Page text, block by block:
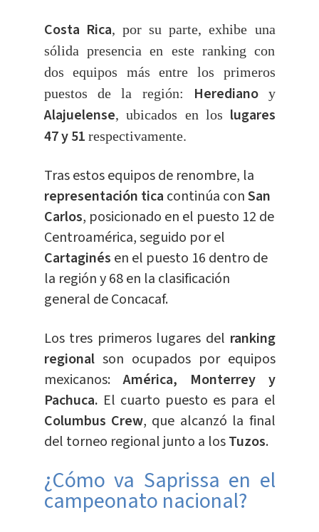
Costa Rica, por su parte, exhibe una
sólida presencia en este ranking con
dos equipos más entre los primeros
puestos de la región: Herediano y
Alajuelense, ubicados en los lugares
47 y 51 respectivamente.
Tras estos equipos de renombre, la
representación tica continúa conSan
Carlos, posicionado en el puesto 12 de
Centroamérica, seguido por el
Cartaginés en el puesto 16 dentro de
la región y 68 en la clasificación
general de Concacaf.
Los tres primeros lugares del ranking
regionalson ocupados por equipos
mexicanos:América, Monterrey y
Pachuca. El cuarto puesto es para el
Columbus Crew, que alcanzó la final
del torneo regional junto a losTuzos.
¿Cómo va Saprissa en el
campeonato nacional?